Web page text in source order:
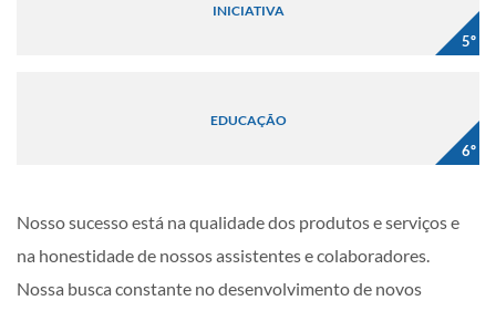
INICIATIVA
5º
EDUCAÇÃO
6º
Nosso sucesso está na qualidade dos produtos e serviços e
na honestidade de nossos assistentes e colaboradores.
Nossa busca constante no desenvolvimento de novos